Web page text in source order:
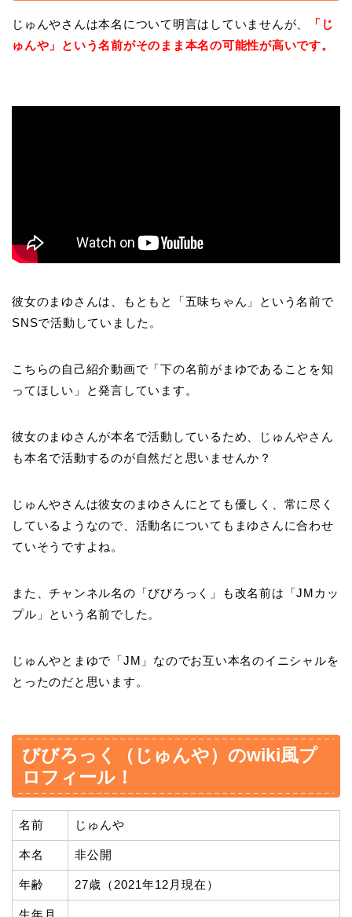
じゅんやさんは本名について明言はしていませんが、
「じ
ゅんや」という名前がそのまま本名の可能性が高いです。
彼女のまゆさんは、もともと「五味ちゃん」という名前で
SNSで活動していました。
こちらの自己紹介動画で「下の名前がまゆであることを知
ってほしい」と発言しています。
彼女のまゆさんが本名で活動しているため、じゅんやさん
も本名で活動するのが自然だと思いませんか？
じゅんやさんは彼女のまゆさんにとても優しく、常に尽く
しているようなので、活動名についてもまゆさんに合わせ
ていそうですよね。
また、チャンネル名の「びびろっく」も改名前は「JMカッ
プル」という名前でした。
じゅんやとまゆで「JM」なのでお互い本名のイニシャルを
とったのだと思います。
びびろっく（じゅんや）のwiki風プ
ロフィール！
名前 じゅんや
本名 非公開
年齢 27歳（2021年12月現在）
生年月